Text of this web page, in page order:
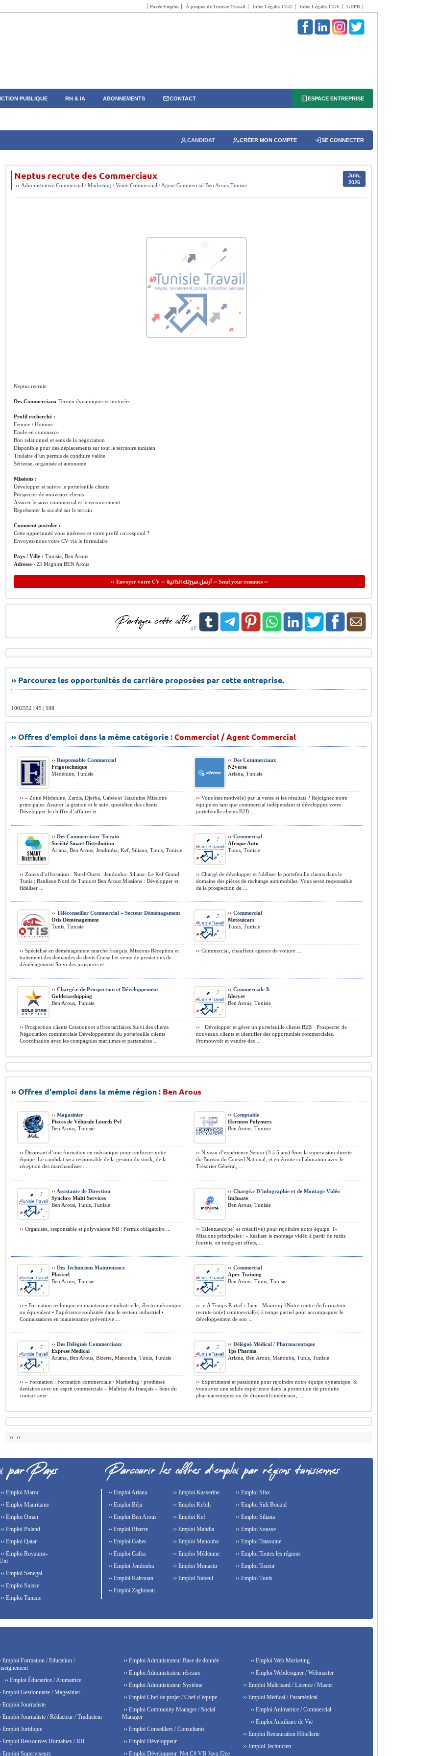
Pavée Emploi À propos de Tunisie Travail Infos Légales CGU Infos Légales CGV GDPR
PUBLIQUE RH & IA ABONNEMENTS CONTACT ESPACE ENTREPRISE
CANDIDAT CRÉER MON COMPTE SE CONNECTER
Neptus recrute des Commerciaux
Juin,
2026
›› Administrative Commercial / Marketing / Vente Commercial / Agent Commercial Ben Arous Tunisie
Neptus recrute
Des Commerciaux Terrain dynamiques et motivées.
Profil recherché :
Femme / Homme
Etude en commerce
Bon relationnel et sens de la négociation
Disponible pour des déplacements sur tout le territoire tunisien
Titulaire d’un permis de conduire valide
Sérieuse, organisée et autonome
Missions :
Développer et suivre le portefeuille clients
Prospecter de nouveaux clients
Assurer le suivi commercial et le recouvrement
Représenter la société sur le terrain
Comment postuler :
Cette opportunité vous intéresse et votre profil correspond ?
Envoyez-nous votre CV via le formulaire
Pays / Ville › Tunisie, Ben Arous
Adresse › ZI Mrghira BEN Arous
›› Envoyer votre CV ›› أرسل سيرتك الذاتية‹‹ Send your resumes ‹‹
›› Parcourez les opportunités de carrière proposées par cette entreprise.
1002552 | 45 | 598
›› Offres d'emploi dans la même catégorie :Commercial / Agent Commercial
›› Responsable Commercial
Frigotechnique
Médenine, Tunisie
›› – Zone Médenine, Zarzis, Djerba, Gabès et Tataouine Missions
principales: Assurer la gestion et le suivi quotidien des clients.
Développer le chiffre d’affaires et ...
›› Des Commerciaux
N2verse
Ariana, Tunisie
›› Vous êtes motivé(e) par la vente et les résultats ? Rejoignez notre
équipe en tant que commercial indépendant et développez votre
portefeuille clients B2B. ...
›› Des Commerciaux Terrain
Société Smart Distribution
Ariana, Ben Arous, Jendouba, Kef, Siliana, Tunis, Tunisie
›› Zones d’affectation : Nord-Ouest : Jendouba- Siliana- Le Kef Grand
Tunis : Banlieue Nord de Tunis et Ben Arous Missions : Développer et
fidéliser ...
›› Commercial
Afrique Auto
Tunis, Tunisie
›› Chargé de développer et fidéliser le portefeuille clients dans le
domaine des pièces de rechange automobiles. Vous serez responsable
de la prospection de ...
›› Téléconseiller Commercial – Secteur Déménagement
Otis Déménagement
Tunis, Tunisie
›› Spécialisé en déménagement marché français. Missions Réception et
traitement des demandes de devis Conseil et vente de prestations de
déménagement Suivi des prospects et ...
›› Commercial
Metouicars
Tunis, Tunisie
›› Commercial, chauffeur agence de voiture ...
›› Chargé.e de Prospection et Développement
Goldstarshipping
Ben Arous, Tunisie
›› Prospection clients Cotations et offres tarifaires Suivi des clients
Négociation commerciale Développement du portefeuille clients
Coordination avec les compagnies maritimes et partenaires ...
›› Commerciale It
Ideryet
Ben Arous, Tunisie
›› · Développer et gérer un portefeuille clients B2B · Prospecter de
nouveaux clients et identifier des opportunités commerciales. ·
Promouvoir et vendre des ...
›› Offres d'emploi dans la même région : Ben Arous
›› Magasinier
Pieces de Véhicule Lourds Pvl
Ben Arous, Tunisie
›› Disposant d’une formation en mécanique pour renforcer notre
équipe. Le candidat sera responsable de la gestion du stock, de la
réception des marchandises ...
›› Comptable
Hermess Polymers
Ben Arous, Tunisie
›› Niveau d’expérience Senior (3 à 5 ans) Sous la supervision directe
du Bureau du Conseil National, et en étroite collaboration avec le
Trésorier Général, ...
›› Assistante de Direction
Synchro Multi Services
Ben Arous, Tunis, Tunisie
›› Organisée, responsable et polyvalente NB : Permis obligatoire ...
›› Chargé.e D’infographie et de Montage Vidéo
Inchaate
Ben Arous, Tunisie
›› Talentueux(se) et créatif(ve) pour rejoindre notre équipe. 1-
Missions principales : - Réaliser le montage vidéo à partir de rushs
fournis, en intégrant effets, ...
›› Des Techniciens Maintenance
Plasteel
Ben Arous, Tunisie
›› • Formation technique en maintenance industrielle, électromécanique
ou équivalent • Expérience souhaitée dans le secteur industriel •
Connaissances en maintenance préventive ...
›› Commercial
Apex Training
Ben Arous, Tunis, Tunisie
›› .e À Temps Partiel › Lieu : Mourouj 1Notre centre de formation
recrute un(e) commercial(e) à temps partiel pour accompagner le
développement de son ...
›› Des Délégués Commerciaux
Express Medical
Ariana, Ben Arous, Bizerte, Manouba, Tunis, Tunisie
›› – Formation : Formation commerciale / Marketing / prothèses
dentaires avec un esprit commerciale – Maîtrise du français – Sens du
contact avec ...
›› Délégué Médical / Pharmaceutique
Tps Pharma
Ariana, Ben Arous, Manouba, Tunis, Tunisie
›› Expérimenté et passionné pour rejoindre notre équipe dynamique. Si
vous avez une solide expérience dans la promotion de produits
pharmaceutiques ou de dispositifs médicaux, ...
›› ››
›› Emploi Maroc
›› Emploi Mauritanie
›› Emploi Oman
›› Emploi Poland
›› Emploi Qatar
›› Emploi Royaume-
›› Emploi Senegal
›› Emploi Suisse
›› Emploi Tunisie
›› Emploi Ariana
›› Emploi Béja
›› Emploi Ben Arous
›› Emploi Bizerte
›› Emploi Gabes
›› Emploi Gafsa
›› Emploi Jendouba
›› Emploi Kairouan
›› Emploi Kasserine
›› Emploi Kebili
›› Emploi Kef
›› Emploi Mahdia
›› Emploi Manouba
›› Emploi Médenine
›› Emploi Monastir
›› Emploi Nabeul
›› Emploi Sfax
›› Emploi Sidi Bouzid
›› Emploi Siliana
›› Emploi Sousse
›› Emploi Tataouine
›› Emploi Toutes les régions
›› Emploi Tozeur
›› Emploi Tunis
›› Emploi Zaghouan
Emploi Formation / Education /
›› Emploi Éducatrice / Animatrice
Emploi Gestionnaire / Magasinier
Emploi Journaliste
Emploi Journaliste / Rédacteur / Traducteur
Emploi Juridique
Emploi Ressources Humaines / RH
Emploi Superviseurs
›› Emploi Administrateur Base de donnée
›› Emploi Administrateur réseaux
›› Emploi Administrateur Système
›› Emploi Chef de projet / Chef d’équipe
›› Emploi Community Manager / Social
Manager
›› Emploi Conseillers / Consultants
›› Emploi Développeur
›› Emploi Développeur .Net C# VB Java J2ee
›› Emploi Web Marketing
›› Emploi Webdesigner / Webmaster
›› Emploi Maîtrisard / Licence / Master
›› Emploi Médical / Paramédical
›› Emploi Animatrice / Commercial
›› Emploi Auxiliaire de Vie
›› Emploi Restauration Hôtellerie
›› Emploi Technicien